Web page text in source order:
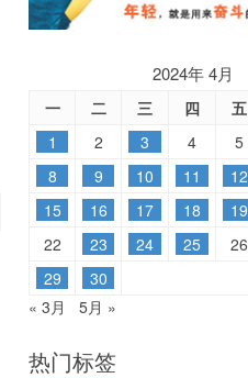
2024年 4月
一 二 三 四 五
1
2 3 4 5
8
9 10 11 12
15
16 17 18 19
22
23 24 25 26
29
30
« 3月
5月 »
热门标签